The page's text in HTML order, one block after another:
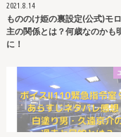
2021.8.14
もののけ姫の裏設定(公式)モ
主の関係とは？何歳なのかも
に！